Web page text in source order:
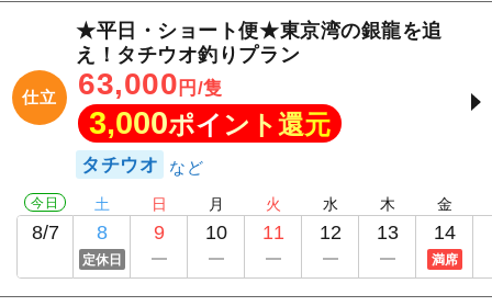
仕立
★平日・ショート便★東京湾の銀龍を追
え！タチウオ釣りプラン
63,000 円/隻
3,000ポイント還元
タチウオ
今日
8/7
土
8
定休日
日
9
月
10
火
11
水
12
木
13
金
14
満席